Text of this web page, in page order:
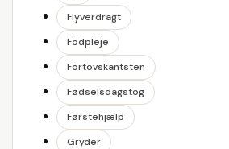
Flyverdragt
Fodpleje
Fortovskantsten
Fødselsdagstog
Førstehjælp
Gryder